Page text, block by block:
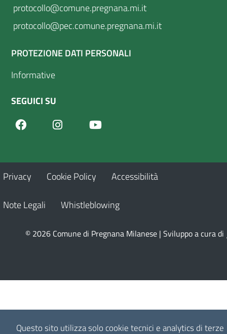
Questo sito utilizza solo cookie tecnici e analytics di terze
protocollo@comune.pregnana.mi.it
protocollo@pec.comune.pregnana.mi.it
PROTEZIONE DATI PERSONALI
Informative
SEGUICI SU
FacebookInstagram
Privacy Cookie Policy Accessibilità
Note Legali Whistleblowing
© 2026 Comune di Pregnana Milanese | Sviluppo a cura di